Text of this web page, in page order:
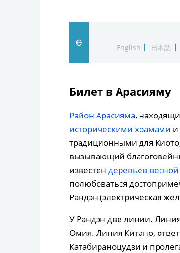
English
日本語
Билет в Арасияму
Район Арасияма,
историческими храмами и
традиционными для
вызывающий
известен деревьев весной
полюбоваться
Рандэн (электрическая
У Рандэн две линии.
Омия. Линия Китано,
Катабираноцудзи и